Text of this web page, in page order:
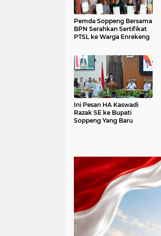
Pemda Soppeng Bersama
BPN Serahkan Sertifikat
PTSL ke Warga Enrekeng
Ini Pesan HA Kaswadi
Razak SE ke Bupati
Soppeng Yang Baru